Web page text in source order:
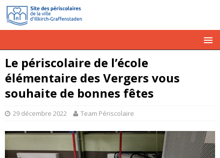
Le périscolaire de l’école
élémentaire des Vergers vous
souhaite de bonnes fêtes
29 décembre 2022 Team Périscolaire